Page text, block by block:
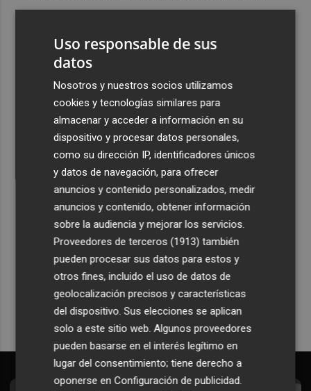
Castelló apuesta por convertir el eclipse en un referente
El Villarreal anuncia a sus seis capitanes: Gerard
Moreno, Foyth, Comesaña, Ayoze, Cardona y Logan
Costa
Recibe toda la actualidad de
Plaza Podcast en tu correo
Quiero suscribirme
Uso responsable de sus
datos
Nosotros y nuestros socios utilizamos
cookies y tecnologías similares para
almacenar y acceder a información en su
dispositivo y procesar datos personales,
como su dirección IP, identificadores únicos
y datos de navegación, para ofrecer
anuncios y contenido personalizados, medir
anuncios y contenido, obtener información
sobre la audiencia y mejorar los servicios.
Proveedores de terceros (1913) también
pueden procesar sus datos para estos y
otros fines, incluido el uso de datos de
geolocalización precisos y características
del dispositivo. Sus elecciones se aplican
solo a este sitio web. Algunos proveedores
pueden basarse en el interés legítimo en
lugar del consentimiento; tiene derecho a
oponerse enConfiguración de publicidad.